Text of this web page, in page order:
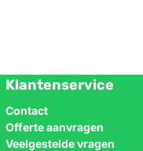
Klantenservice
Contact
Offerte aanvragen
Veelgestelde vragen